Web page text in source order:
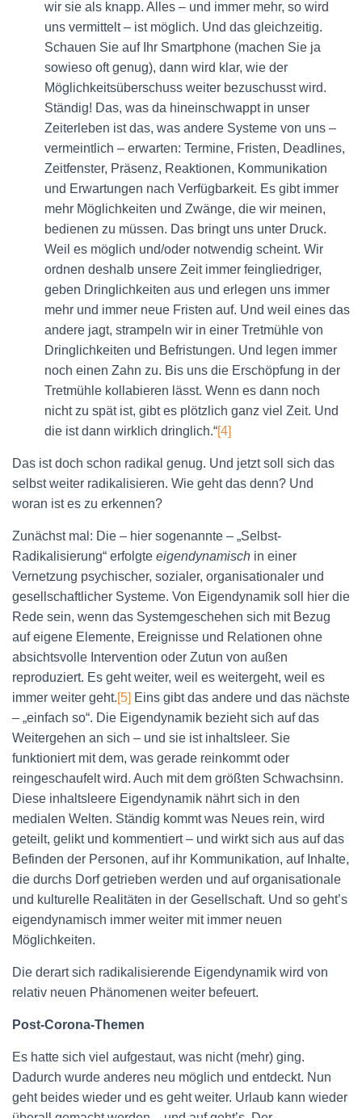
wir sie als knapp. Alles – und immer mehr, so wird
uns vermittelt – ist möglich. Und das gleichzeitig.
Schauen Sie auf Ihr Smartphone (machen Sie ja
sowieso oft genug), dann wird klar, wie der
Möglichkeitsüberschuss weiter bezuschusst wird.
Ständig! Das, was da hineinschwappt in unser
Zeiterleben ist das, was andere Systeme von uns –
vermeintlich – erwarten: Termine, Fristen, Deadlines,
Zeitfenster, Präsenz, Reaktionen, Kommunikation
und Erwartungen nach Verfügbarkeit. Es gibt immer
mehr Möglichkeiten und Zwänge, die wir meinen,
bedienen zu müssen. Das bringt uns unter Druck.
Weil es möglich und/oder notwendig scheint. Wir
ordnen deshalb unsere Zeit immer feingliedriger,
geben Dringlichkeiten aus und erlegen uns immer
mehr und immer neue Fristen auf. Und weil eines das
andere jagt, strampeln wir in einer Tretmühle von
Dringlichkeiten und Befristungen. Und legen immer
noch einen Zahn zu. Bis uns die Erschöpfung in der
Tretmühle kollabieren lässt. Wenn es dann noch
nicht zu spät ist, gibt es plötzlich ganz viel Zeit. Und
die ist dann wirklich dringlich.“[4]
Das ist doch schon radikal genug. Und jetzt soll sich das
selbst weiter radikalisieren. Wie geht das denn? Und
woran ist es zu erkennen?
Zunächst mal: Die – hier sogenannte – „Selbst-
Radikalisierung“ erfolgte eigendynamisch in einer
Vernetzung psychischer, sozialer, organisationaler und
gesellschaftlicher Systeme. Von Eigendynamik soll hier die
Rede sein, wenn das Systemgeschehen sich mit Bezug
auf eigene Elemente, Ereignisse und Relationen ohne
absichtsvolle Intervention oder Zutun von außen
reproduziert. Es geht weiter, weil es weitergeht, weil es
immer weiter geht.[5] Eins gibt das andere und das nächste
– „einfach so“. Die Eigendynamik bezieht sich auf das
Weitergehen an sich – und sie ist inhaltsleer. Sie
funktioniert mit dem, was gerade reinkommt oder
reingeschaufelt wird. Auch mit dem größten Schwachsinn.
Diese inhaltsleere Eigendynamik nährt sich in den
medialen Welten. Ständig kommt was Neues rein, wird
geteilt, gelikt und kommentiert – und wirkt sich aus auf das
Befinden der Personen, auf ihr Kommunikation, auf Inhalte,
die durchs Dorf getrieben werden und auf organisationale
und kulturelle Realitäten in der Gesellschaft. Und so geht’s
eigendynamisch immer weiter mit immer neuen
Möglichkeiten.
Die derart sich radikalisierende Eigendynamik wird von
relativ neuen Phänomenen weiter befeuert.
Post-Corona-Themen
Es hatte sich viel aufgestaut, was nicht (mehr) ging.
Dadurch wurde anderes neu möglich und entdeckt. Nun
geht beides wieder und es geht weiter. Urlaub kann wieder